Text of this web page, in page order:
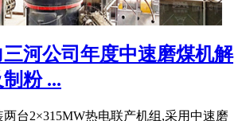
三河公司年度中速磨煤机解
粉 ...
两台2×315MW热电联产机组,采用中速磨